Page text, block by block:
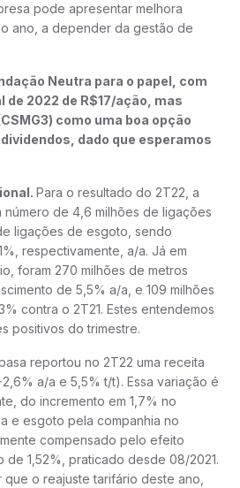
pode apresentar melhora
ano, a depender da gestão de
Neutra para o papel, com
de 2022 de R$17/ação, mas
como uma boa opção
dado que esperamos
Para o resultado do 2T22, a
número de 4,6 milhões de ligações
ligações de esgoto, sendo
respectivamente, a/a. Já em
foram 270 milhões de metros
de 5,5% a/a, e 109 milhões
contra o 2T21. Estes entendemos
positivos do trimestre.
reportou no 2T22 uma receita
a/a e 5,5% t/t). Essa variação é
do incremento em 1,7% no
e esgoto pela companhia no
compensado pelo efeito
de 1,52%, praticado desde 08/2021.
o reajuste tarifário deste ano,